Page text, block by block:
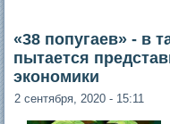
«38 попугаев» - в
пытается
экономики
2 сентября, 2020 - 15:11